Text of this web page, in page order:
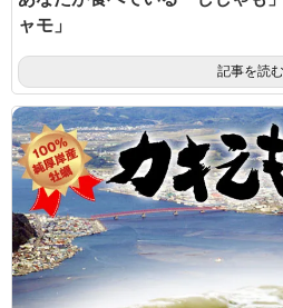
ャモ」
記事を読む